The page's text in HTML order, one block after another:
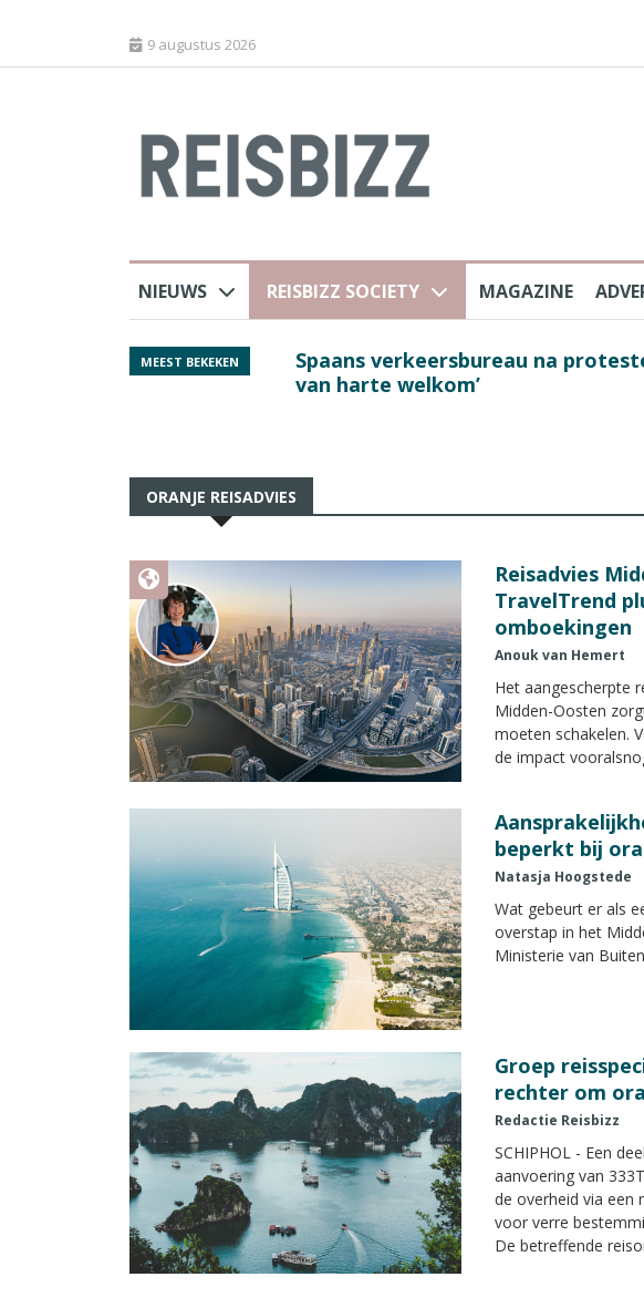
9 augustus 2026
NIEUWS REISBIZZ SOCIETY MAGAZINE
MEEST BEKEKEN
Spaans verkeersbureau na
van harte welkom’
ORANJE REISADVIES
Reisadvies
TravelTrend
omboekingen
Anouk van Hemert
Het aangescherpte
Midden-Oosten
moeten schakelen.
de impact
beperkt bij
Natasja Hoogstede
Wat gebeurt er als
overstap in het
Ministerie van
Groep
rechter om
Redactie Reisbizz
SCHIPHOL - Een
aanvoering van
de overheid via een
voor verre
De betreffende